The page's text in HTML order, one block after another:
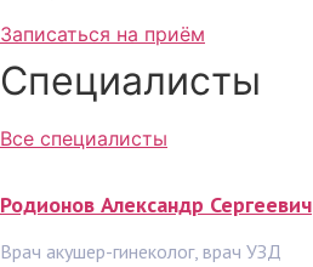
Записаться на приём
Специалисты
Все специалисты
Родионов Александр Сергеевич
Врач акушер-гинеколог, врач УЗД